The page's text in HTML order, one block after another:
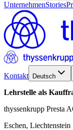
UnternehmenStories
Kontakt Deutsch
Lehrstelle als
thyssenkrupp Presta
Eschen, Liechtenstein